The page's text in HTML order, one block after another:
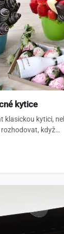
kytice
klasickou kytici,
rozhodovat, když…